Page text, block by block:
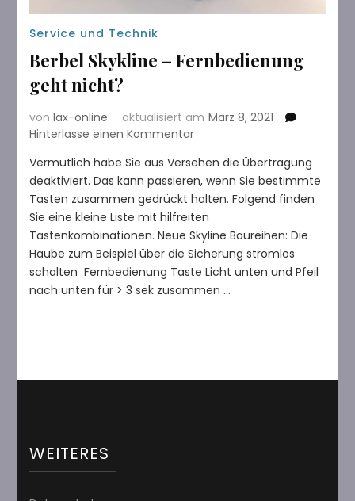
Service und Technik
Berbel Skykline – Fernbedienung
geht nicht?
vonlax-online aktualisiert am März 8, 2021
Hinterlasse einen Kommentarzu
Skykline
–
Fernbedienung
geht
nicht?
Vermutlich habe Sie aus Versehen die Übertragung
deaktiviert. Das kann passieren, wenn Sie bestimmte
Tasten zusammen gedrückt halten. Folgend finden
Sie eine kleine Liste mit hilfreiten
Tastenkombinationen. Neue Skyline Baureihen: Die
Haube zum Beispiel über die Sicherung stromlos
schalten Fernbedienung Taste Licht unten und Pfeil
nach unten für > 3 sek zusammen …
WEITERES